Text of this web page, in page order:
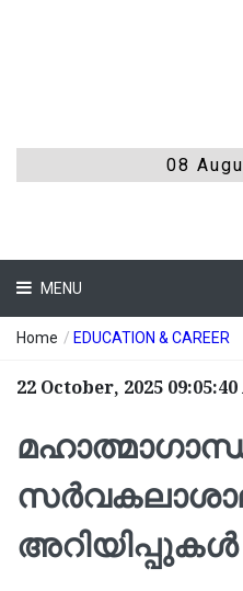
08
MENU
Home / EDUCATION & CAREER
22 October, 2025 09:05:40
അറിയിപ്പുകൾ